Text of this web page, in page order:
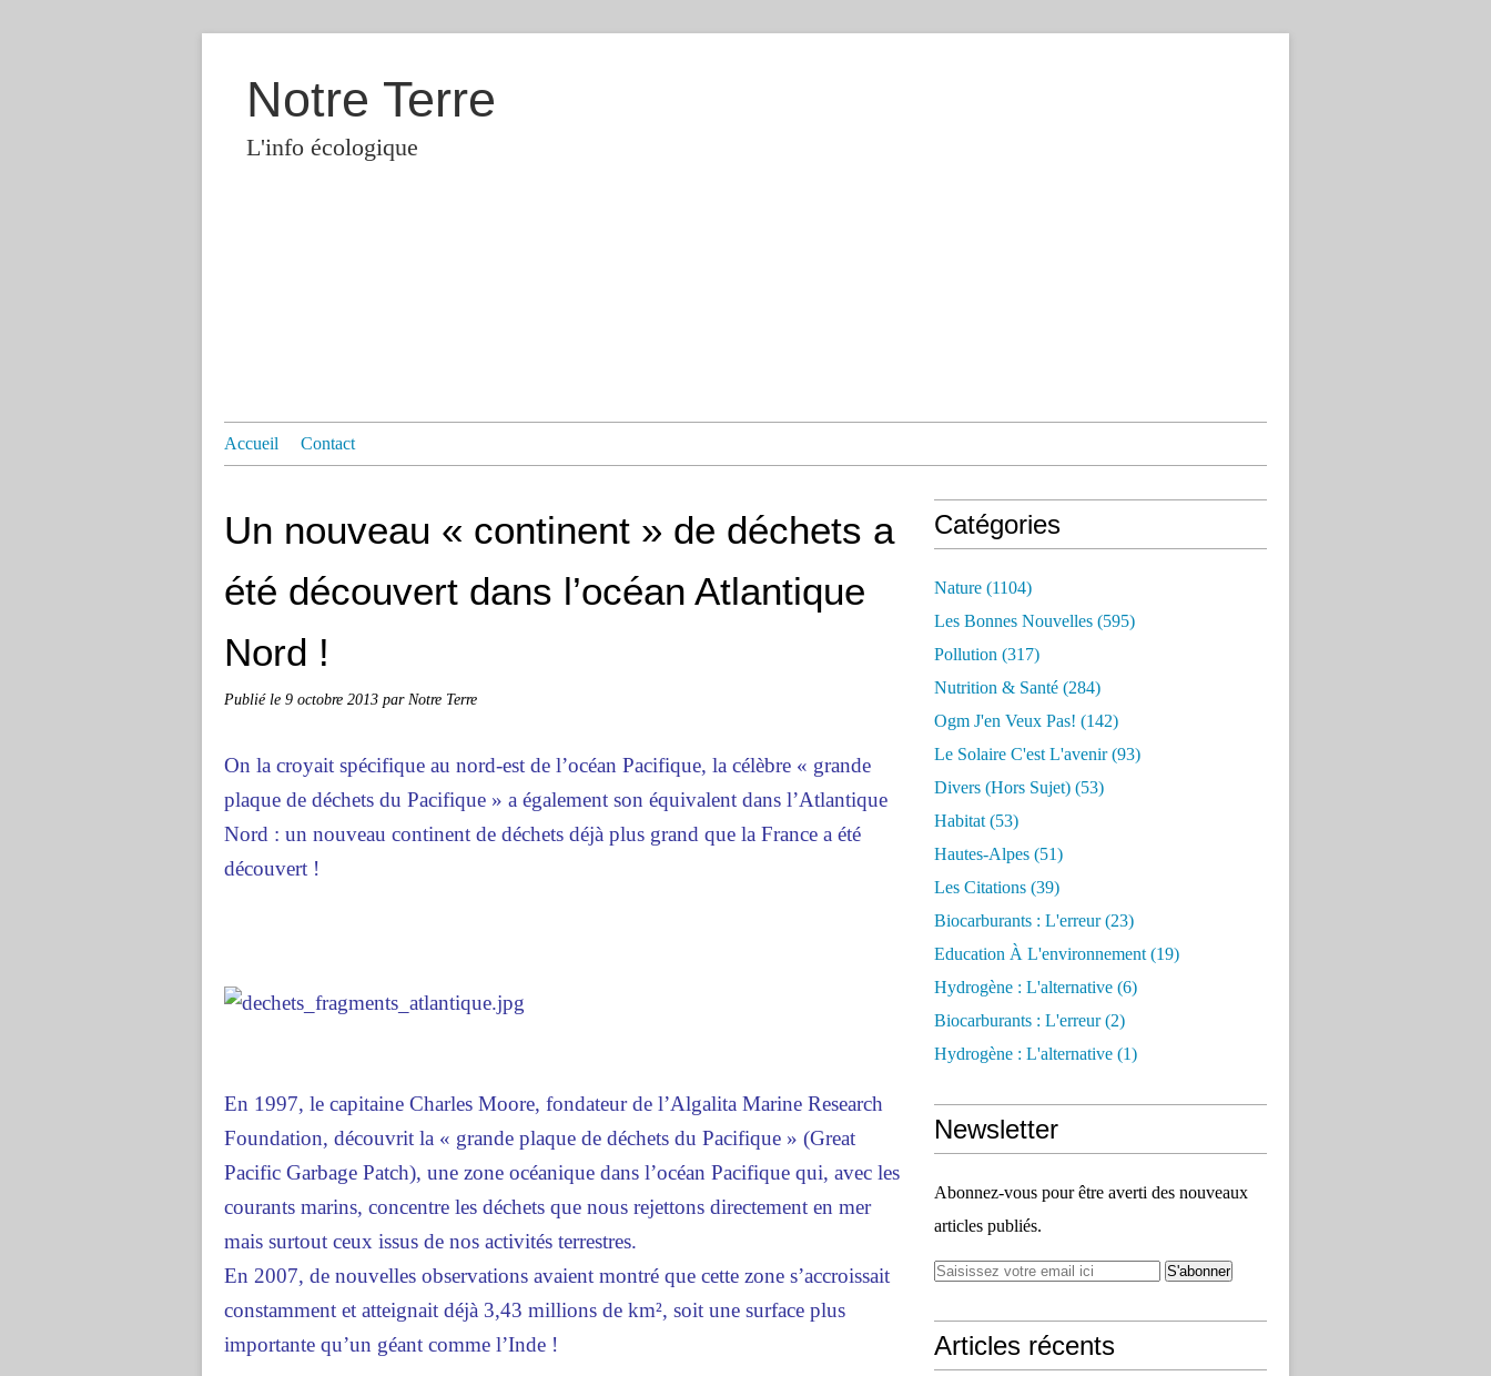
Notre Terre
L'info écologique
Accueil Contact
Un nouveau « continent » de déchets a
été découvert dans l’océan Atlantique
Nord !
Publié le 9 octobre 2013 par Notre Terre
On la croyait spécifique au nord-est de l’océan Pacifique, la célèbre « grande
plaque de déchets du Pacifique » a également son équivalent dans l’Atlantique
Nord : un nouveau continent de déchets déjà plus grand que la France a été
découvert !
En 1997, le capitaine Charles Moore, fondateur de l’Algalita Marine Research
Foundation, découvrit la « grande plaque de déchets du Pacifique » (Great
Pacific Garbage Patch), une zone océanique dans l’océan Pacifique qui, avec les
courants marins, concentre les déchets que nous rejettons directement en mer
mais surtout ceux issus de nos activités terrestres.
En 2007, de nouvelles observations avaient montré que cette zone s’accroissait
constamment et atteignait déjà 3,43 millions de km², soit une surface plus
importante qu’un géant comme l’Inde !
Catégories
Nature (1104)
Les Bonnes Nouvelles (595)
Pollution (317)
Nutrition & Santé (284)
Ogm J'en Veux Pas! (142)
Le Solaire C'est L'avenir(93)
Divers (hors Sujet) (53)
Habitat (53)
Hautes-Alpes (51)
Les Citations (39)
Biocarburants : L'erreur(23)
Education À L'environnement (19)
Hydrogène : L'alternative (6)
Biocarburants : L'erreur(2)
Hydrogène : L'alternative (1)
Newsletter
Abonnez-vous pour être averti des nouveaux
articles publiés.
Articles récents